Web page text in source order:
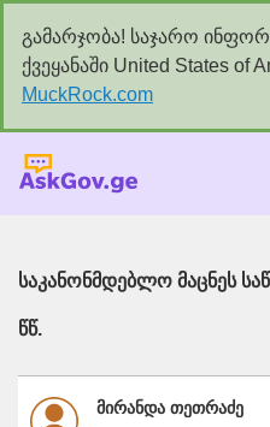
გამარჯობა! საჯარო
ქვეყანაში United States of
MuckRock.com
საკანონმდებლო მაცნეს
წწ.
მირანდა თეთრაძე